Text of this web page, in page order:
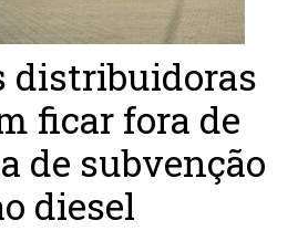
distribuidoras
ficar fora de
de subvenção
diesel